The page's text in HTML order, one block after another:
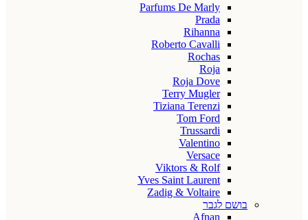
Parfums De Marly
Prada
Rihanna
Roberto Cavalli
Rochas
Roja
Roja Dove
Terry Mugler
Tiziana Terenzi
Tom Ford
Trussardi
Valentino
Versace
Viktors & Rolf
Yves Saint Laurent
Zadig & Voltaire
בושם לגבר
Afnan